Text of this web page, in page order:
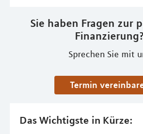
Sie haben Fragen zur
Sprechen Sie mit
Termin
Das Wichtigste in Kürze: